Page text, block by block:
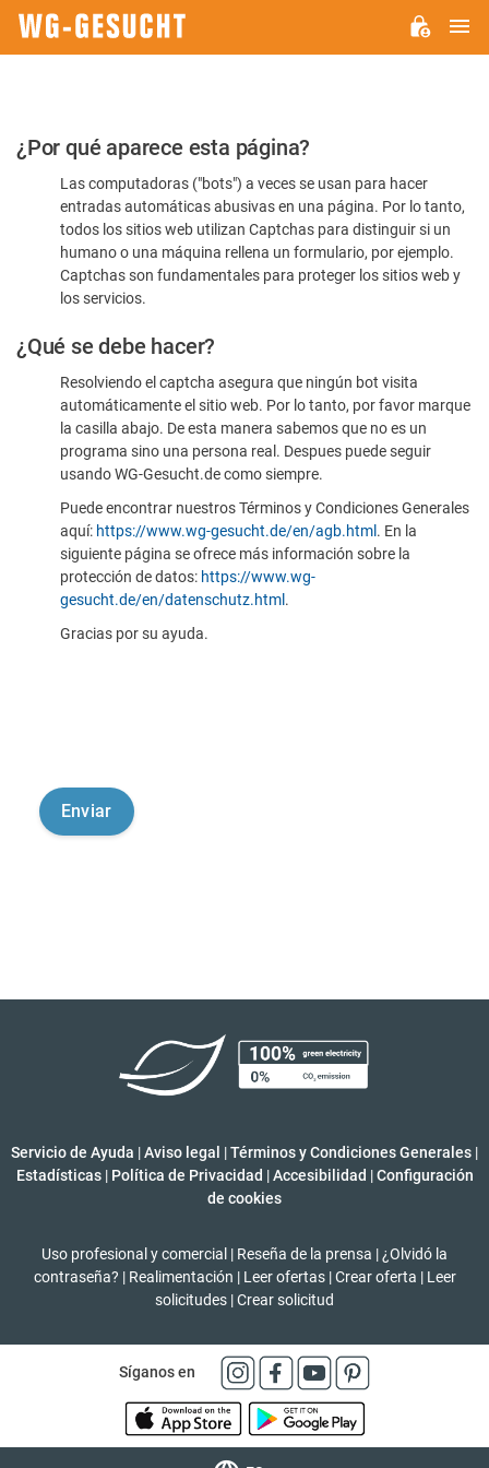
Por
favor,
confirme
humano
¿Por qué aparece esta página?
Las computadoras ("bots") a veces se usan para hacer
entradas automáticas abusivas en una página. Por lo tanto,
todos los sitios web utilizan Captchas para distinguir si un
humano o una máquina rellena un formulario, por ejemplo.
Captchas son fundamentales para proteger los sitios web y
los servicios.
¿Qué se debe hacer?
Resolviendo el captcha asegura que ningún bot visita
automáticamente el sitio web. Por lo tanto, por favor marque
la casilla abajo. De esta manera sabemos que no es un
programa sino una persona real. Despues puede seguir
usando WG-Gesucht.de como siempre.
Puede encontrar nuestros Términos y Condiciones Generales
aquí: https://www.wg-gesucht.de/en/agb.html . En la
siguiente página se ofrece más información sobre la
protección de datos: https://www.wg-
gesucht.de/en/datenschutz.html .
Gracias por su ayuda.
Servicio de Ayuda |Aviso legal |Términos y Condiciones Generales |
Estadísticas | Política de Privacidad | Accesibilidad | Configuración
de cookies
Uso profesional y comercial | Reseña de la prensa | ¿Olvidó la
contraseña? | Realimentación | Leer ofertas | Crear oferta | Leer
solicitudes |Crear solicitud
Síganos en